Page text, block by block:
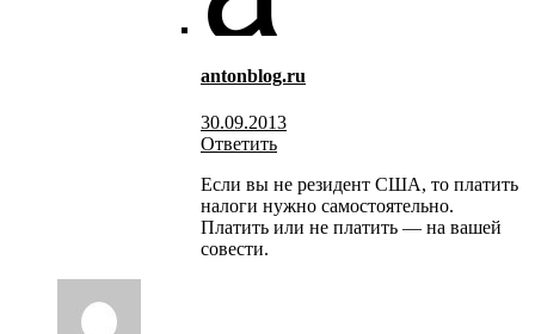
antonblog.ru
30.09.2013
Ответить
Если вы не резидент США, то платить
налоги нужно самостоятельно.
Платить или не платить — на вашей
совести.